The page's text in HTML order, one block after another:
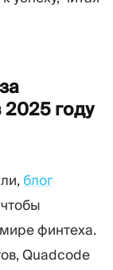
2025 году
блог
финтеха.
Quadcode